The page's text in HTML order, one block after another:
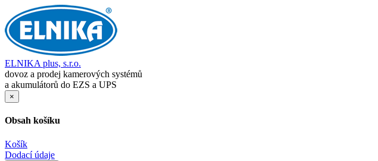
ELNIKA plus, s.r.o.
dovoz a prodej kamerových systémů
a akumulátorů do EZS a UPS
×
Obsah košíku
Košík
Dodací údaje